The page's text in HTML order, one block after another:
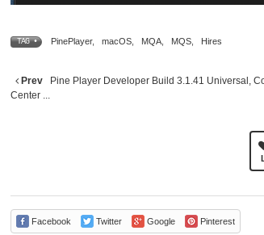
TAG • PinePlayer, macOS MQA MQS Hires
Prev
Pine Player Developer Build 3.1.41 Universal,
Center ...
Facebook Twitter Google Pinterest